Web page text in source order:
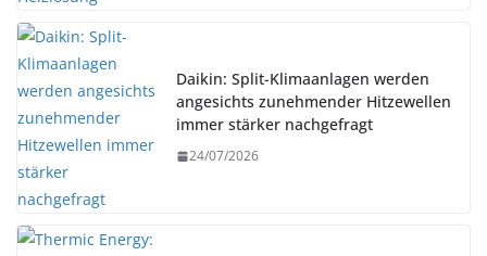
Daikin: Split-Klimaanlagen werden
angesichts zunehmender Hitzewellen
immer stärker nachgefragt
24/07/2026